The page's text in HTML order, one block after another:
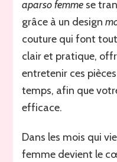
aparso femme se
grâce à un design
couture qui font
clair et pratique,
entretenir ces
temps, afin que
efficace.
Dans les mois qui
femme devient le